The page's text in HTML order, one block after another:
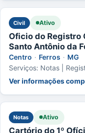
Civil Ativo
Oficio do Registro
Santo Antônio da
Centro · Ferros · MG
Serviços: Notas |
Ver informações
Notas Ativo
Cartório do 1º